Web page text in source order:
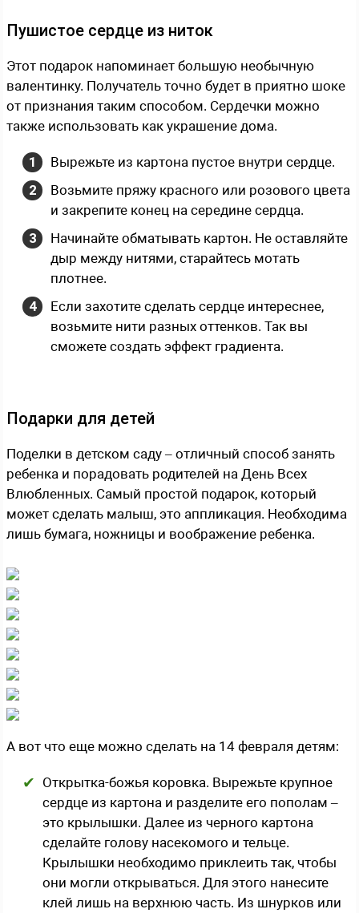
Пушистое сердце из ниток
Этот подарок напоминает большую необычную
валентинку. Получатель точно будет в приятно шоке
от признания таким способом. Сердечки можно
также использовать как украшение дома.
Вырежьте из картона пустое внутри сердце.
Возьмите пряжу красного или розового цвета
и закрепите конец на середине сердца.
Начинайте обматывать картон. Не оставляйте
дыр между нитями, старайтесь мотать
плотнее.
Если захотите сделать сердце интереснее,
возьмите нити разных оттенков. Так вы
сможете создать эффект градиента.
Подарки для детей
Поделки в детском саду – отличный способ занять
ребенка и порадовать родителей на День Всех
Влюбленных. Самый простой подарок, который
может сделать малыш, это аппликация. Необходима
лишь бумага, ножницы и воображение ребенка.
А вот что еще можно сделать на 14 февраля детям:
Открытка-божья коровка. Вырежьте крупное
сердце из картона и разделите его пополам –
это крылышки. Далее из черного картона
сделайте голову насекомого и тельце.
Крылышки необходимо приклеить так, чтобы
они могли открываться. Для этого нанесите
клей лишь на верхнюю часть. Из шнурков или